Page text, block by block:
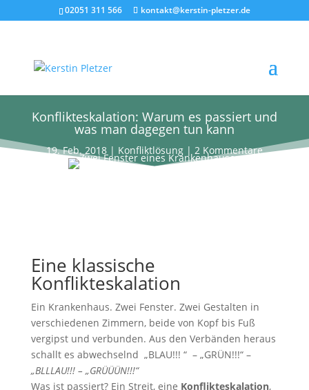
02051 311 566 kontakt@kerstin-pletzer.de
Konflikteskalation: Warum es passiert und
was man dagegen tun kann
19. Feb. 2018| Konfliktlösung| 2 Kommentare
Eine klassische
Konflikteskalation
Ein Krankenhaus. Zwei Fenster. Zwei Gestalten in
verschiedenen Zimmern, beide von Kopf bis Fuß
vergipst und verbunden. Aus den Verbänden heraus
schallt es abwechselnd „BLAU!!! “ – „GRÜN!!!“ –
„BLLLAU!!! – „GRÜÜÜN!!!“
Was ist passiert? Ein Streit, eine Konflikteskalation,